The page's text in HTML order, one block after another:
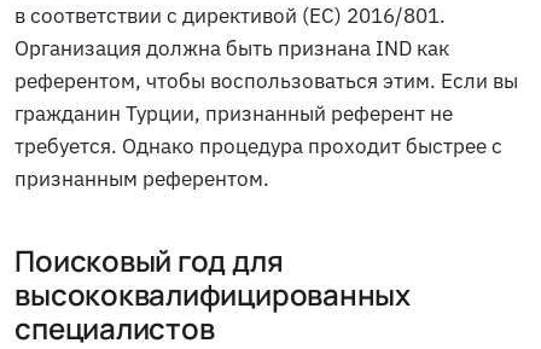
в соответствии с директивой (ЕС) 2016/801.
Организация должна быть признана IND как
референтом, чтобы воспользоваться этим. Если вы
гражданин Турции, признанный референт не
требуется. Однако процедура проходит быстрее с
признанным референтом.
Поисковый год для
высококвалифицированных
специалистов